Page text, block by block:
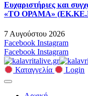
Ευχαριστήριες και
«ΤΟ ΟΡΑΜΑ»
7 Αυγούστου 2026
Facebook Instagram
Facebook Instagram
Καταγγελία Login